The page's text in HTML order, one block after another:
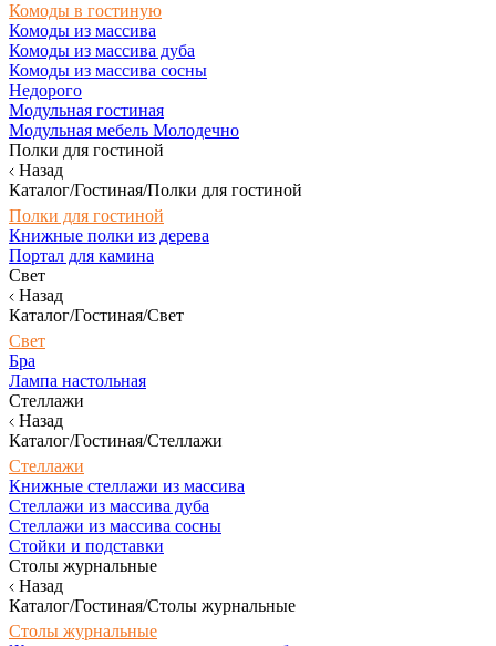
Комоды в гостиную
Комоды из массива
Комоды из массива дуба
Комоды из массива сосны
Недорого
Модульная гостиная
Модульная мебель Молодечно
Полки для гостиной
Назад
Каталог/Гостиная/Полки для гостиной
Полки для гостиной
Книжные полки из дерева
Портал для камина
Свет
Назад
Каталог/Гостиная/Свет
Свет
Бра
Лампа настольная
Стеллажи
Назад
Каталог/Гостиная/Стеллажи
Стеллажи
Книжные стеллажи из массива
Стеллажи из массива дуба
Стеллажи из массива сосны
Стойки и подставки
Столы журнальные
Назад
Каталог/Гостиная/Столы журнальные
Столы журнальные